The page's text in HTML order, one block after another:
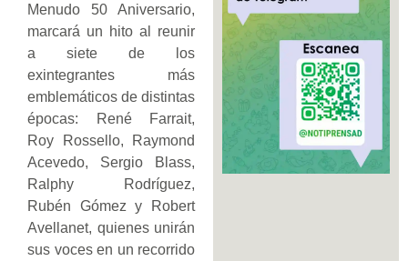
Menudo 50 Aniversario,
marcará un hito al reunir
a siete de los
exintegrantes más
emblemáticos de distintas
épocas: René Farrait,
Roy Rossello, Raymond
Acevedo, Sergio Blass,
Ralphy Rodríguez,
Rubén Gómez y Robert
Avellanet, quienes unirán
sus voces en un recorrido